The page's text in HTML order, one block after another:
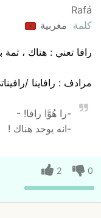
Rafá
كلمة مغربية
رافا تعني : هناك ، ثمة
مرادف : رافاينا /
-را هُوَّا رافا! -
-انه يوجد هناك !
0
2